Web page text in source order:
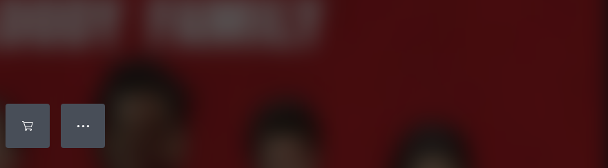
● ● ●